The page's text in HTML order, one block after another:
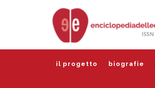
il progetto biografie